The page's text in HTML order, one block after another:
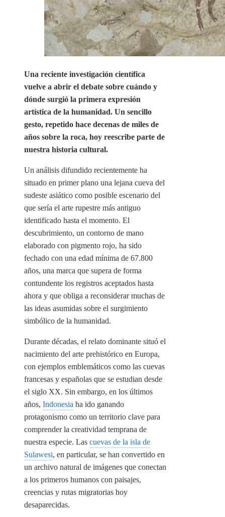
Una reciente investigación científica
vuelve a abrir el debate sobre cuándo y
dónde surgió la primera expresión
artística de la humanidad. Un sencillo
gesto, repetido hace decenas de miles de
años sobre la roca, hoy reescribe parte de
nuestra historia cultural.
Un análisis difundido recientemente ha
situado en primer plano una lejana cueva del
sudeste asiático como posible escenario del
que sería el arte rupestre más antiguo
identificado hasta el momento. El
descubrimiento, un contorno de mano
elaborado con pigmento rojo, ha sido
fechado con una edad mínima de 67.800
años, una marca que supera de forma
contundente los registros aceptados hasta
ahora y que obliga a reconsiderar muchas de
las ideas asumidas sobre el surgimiento
simbólico de la humanidad.
Durante décadas, el relato dominante situó el
nacimiento del arte prehistórico en Europa,
con ejemplos emblemáticos como las cuevas
francesas y españolas que se estudian desde
el siglo XX. Sin embargo, en los últimos
años, Indonesia ha ido ganando
protagonismo como un territorio clave para
comprender la creatividad temprana de
nuestra especie. Las cuevas de la isla de
Sulawesi, en particular, se han convertido en
un archivo natural de imágenes que conectan
a los primeros humanos con paisajes,
creencias y rutas migratorias hoy
desaparecidas.